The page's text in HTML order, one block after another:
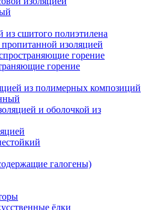
из сшитого полиэтилена
изоляцией
горение
горение
из полимерных композиций
и оболочкой из
галогены)
ёлки